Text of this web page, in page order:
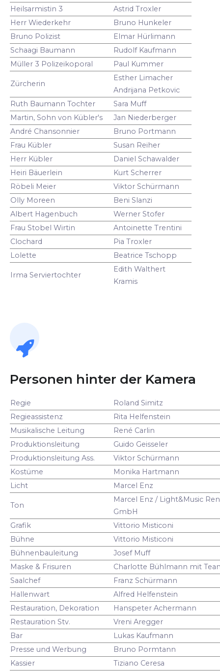
Heilsarmistin 3
Astrid Troxler
Herr Wiederkehr
Bruno Hunkeler
Bruno Polizist
Elmar Hürlimann
Schaagi Baumann
Rudolf Kaufmann
Müller 3 Polizeikoporal
Paul Kummer
Zürcherin
Esther Limacher
Andrijana Petkovic
Ruth Baumann Tochter
Sara Muff
Martin, Sohn von Kübler's
Jan Niederberger
André Chansonnier
Bruno Portmann
Frau Kübler
Susan Reiher
Herr Kübler
Daniel Schawalder
Heiri Bäuerlein
Kurt Scherrer
Röbeli Meier
Viktor Schürmann
Olly Moreen
Beni Slanzi
Albert Hagenbuch
Werner Stofer
Frau Stobel Wirtin
Antoinette Trentini
Clochard
Pia Troxler
Lolette
Beatrice Tschopp
Irma Serviertochter
Edith Walthert
Kramis
Personen hinter der Kamera
Regie
Roland Simitz
Regieassistenz
Rita Helfenstein
Musikalische Leitung
René Carlin
Produktionsleitung
Guido Geisseler
Produktionsleitung Ass.
Viktor Schürmann
Kostüme
Monika Hartmann
Licht
Marcel Enz
Ton
Marcel Enz / Light&Music
GmbH
Grafik
Vittorio Misticoni
Bühne
Vittorio Misticoni
Bühnenbauleitung
Josef Muff
Maske & Frisuren
Charlotte Bühlmann mit
Saalchef
Franz Schürmann
Hallenwart
Alfred Helfenstein
Restauration, Dekoration
Hanspeter Achermann
Restauration Stv.
Vreni Aregger
Bar
Lukas Kaufmann
Presse und Werbung
Bruno Pormtann
Kassier
Tiziano Ceresa